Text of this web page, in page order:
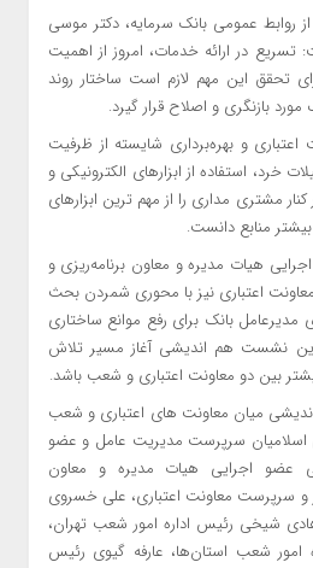
روابط عمومی بانک سرمایه، دکتر موسی
در ارائه خدمات، امروز از اهمیت
تحقق این مهم لازم است ساختار روند
بازنگری و اصلاح قرار گیرد.
و بهره‌برداری شایسته از ظرفیت
خرد، استفاده از ابزارهای الکترونیکی و
مشتری مداری را از مهم ترین ابزارهای
منابع دانست.
هیات مدیره و معاون برنامه‌ریزی و
اعتباری نیز با محوری شمردن بحث
مدیرعامل بانک برای رفع موانع ساختاری
این نشست هم اندیشی آغاز مسیر تلاش
بین دو معاونت اعتباری و شعب باشد.
میان معاونت های اعتباری و شعب
اسلامیان سرپرست مدیریت عامل و عضو
عضو اجرایی هیات مدیره و معاون
و سرپرست معاونت اعتباری، علی خسروی
شیخی رئیس اداره امور شعب تهران،
امور شعب استان‌ها، عارفه گیوی رئیس